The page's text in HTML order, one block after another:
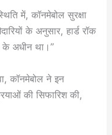
में, कॉनमेबोल सुरक्षा
के अनुसार, हार्ड रॉक
के अधीन था।”
कॉनमेबोल ने इन
की सिफारिश की,